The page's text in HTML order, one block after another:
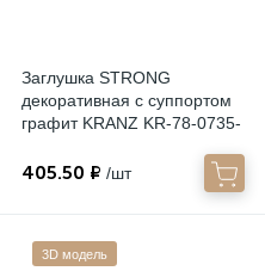
Заглушка STRONG
декоративная с суппортом
графит KRANZ KR-78-0735-
405.50 ₽ /шт
3D модель